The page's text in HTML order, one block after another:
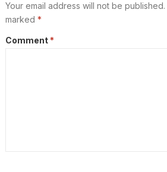
Your email address will not be published.
marked *
Comment *